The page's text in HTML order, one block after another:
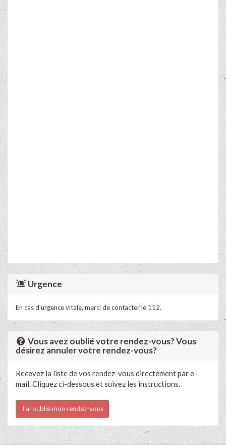
Urgence
En cas d'urgence vitale, merci de contacter le 112.
Vous avez oublié votre rendez-vous? Vous
désirez annuler votre rendez-vous?
Recevez la liste de vos rendez-vous directement par e-
mail. Cliquez ci-dessous et suivez les instructions.
J'ai oublié mon rendez-vous